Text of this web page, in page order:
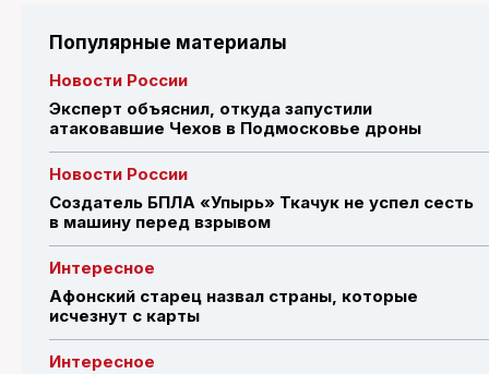
Популярные материалы
Новости России
Эксперт объяснил, откуда запустили
атаковавшие Чехов в Подмосковье дроны
Новости России
Создатель БПЛА «Упырь» Ткачук не успел сесть
в машину перед взрывом
Интересное
Афонский старец назвал страны, которые
исчезнут с карты
Интересное